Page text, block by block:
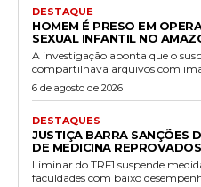
DESTAQUE
HOMEM É PRESO EM
SEXUAL INFANTIL NO
A investigação aponta que o
compartilhava arquivos com
6 de agosto de 2026
DESTAQUES
JUSTIÇA BARRA SANÇÕES
DE MEDICINA
Liminar do TRF1 suspende
faculdades com baixo